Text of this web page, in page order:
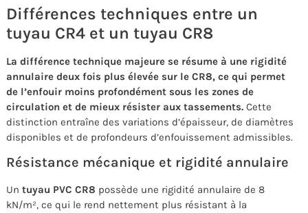
Différences techniques entre un
tuyau CR4 et un tuyau CR8
La différence technique majeure se résume à une rigidité
annulaire deux fois plus élevée sur le CR8, ce qui permet
de l’enfouir moins profondément sous les zones de
circulation et de mieux résister aux tassements. Cette
distinction entraîne des variations d’épaisseur, de diamètres
disponibles et de profondeurs d’enfouissement admissibles.
Résistance mécanique et rigidité annulaire
Un tuyau PVC CR8 possède une rigidité annulaire de 8
kN/m², ce qui le rend nettement plus résistant à la